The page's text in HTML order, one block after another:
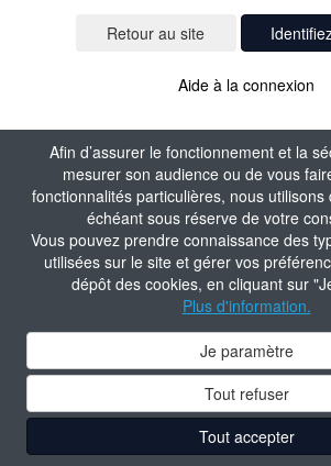
Afin d’assurer le fonctionnement et la
mesurer son audience ou de vous
fonctionnalités particulières, nous utilisons
échéant sous réserve de votre
Vous pouvez prendre connaissance des
utilisées sur le site et gérer vos
dépôt des cookies, en cliquant sur
Plus d'information.
Je paramètre
Tout refuser
Tout accepter
Aide à la connexion